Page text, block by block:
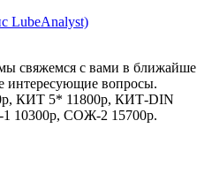
свяжемся с вами в ближайше
интересующие вопросы.
КИТ 5* 11800р, КИТ-DIN
10300р, СОЖ-2 15700р.